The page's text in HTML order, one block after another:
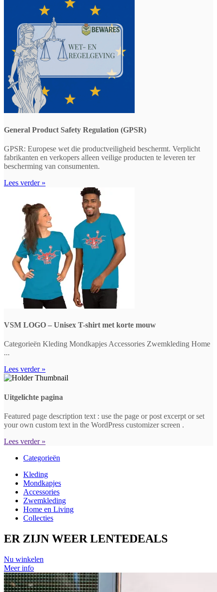
General Product Safety Regulation (GPSR)
GPSR: Europese wet die productveiligheid beschermt. Verplicht
fabrikanten en verkopers alleen veilige producten te leveren ter
bescherming van consumenten.
Lees verder »
VSM LOGO – Unisex T-shirt met korte mouw
Categorieën Kleding Mondkapjes Accessories Zwemkleding Home
...
Lees verder »
Uitgelichte pagina
Featured page description text : use the page or post excerpt or set
your own custom text in the WordPress customizer screen .
Lees verder »
Categorieën
Kleding
Mondkapjes
Accessories
Zwemkleding
Home en Living
Collecties
ER ZIJN WEER LENTEDEALS
Nu winkelen
Meer info